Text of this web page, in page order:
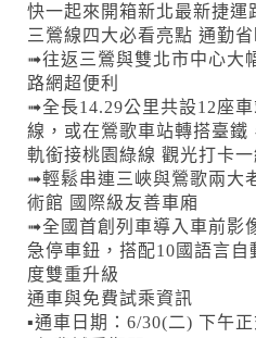
快一起來開箱新北最新捷運
三鶯線四大必看亮點 通勤
➟往返三鶯與雙北市中心大
路網超便利
➟全長14.29公里共設12座
線，或在鶯歌車站轉搭臺鐵
軌銜接桃園綠線 觀光打卡一
➟輕鬆串連三峽與鶯歌兩大
術館 國際級友善車廂
➟全國首創列車導入車前影
急停車鈕，搭配10國語言自
度雙重升級 ​
通車與免費試乘資訊
▪️通車日期：6/30(二) 下午